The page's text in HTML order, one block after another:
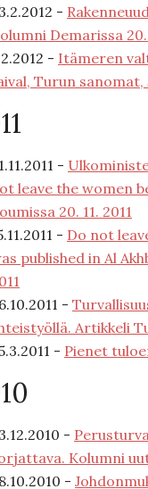
-
Demarissa
- Itämeren
Turun sanomat,
-
leave the women
20. 11. 2011
- Do not
published in Al
-
Artikkeli
- Pienet
-
Kolumni
-